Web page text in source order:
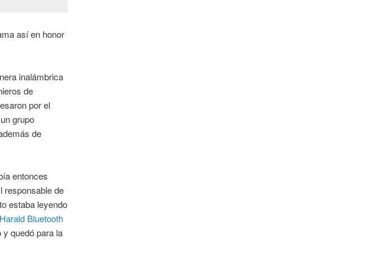
así en honor
inalámbrica
de
por el
grupo
de
entonces
responsable de
estaba leyendo
Harald Bluetooth
y quedó para la